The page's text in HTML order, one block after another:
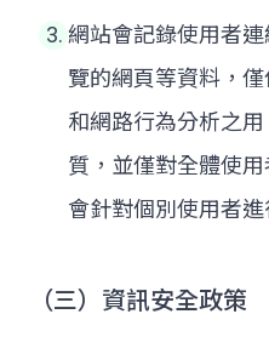
網站會記錄使用者
覽的網頁等資料，
和網路行為分析之
質，並僅對全體使
會針對個別使用者進
（三）資訊安全政策